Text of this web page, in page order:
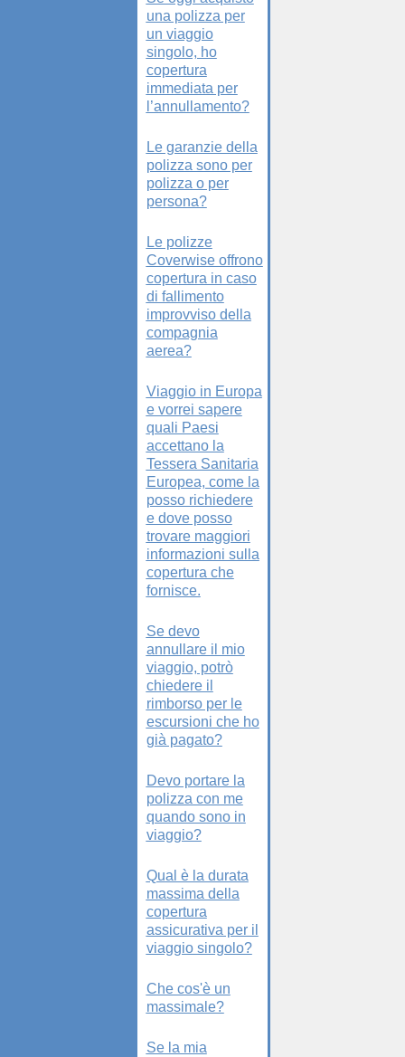
una polizza per
un viaggio
singolo, ho
copertura
immediata per
l’annullamento?
Le garanzie della
polizza sono per
polizza o per
persona?
Le polizze
Coverwise offrono
copertura in caso
di fallimento
improvviso della
compagnia
aerea?
Viaggio in Europa
e vorrei sapere
quali Paesi
accettano la
Tessera Sanitaria
Europea, come la
posso richiedere
e dove posso
trovare maggiori
informazioni sulla
copertura che
fornisce.
Se devo
annullare il mio
viaggio, potrò
chiedere il
rimborso per le
escursioni che ho
già pagato?
Devo portare la
polizza con me
quando sono in
viaggio?
Qual è la durata
massima della
copertura
assicurativa per il
viaggio singolo?
Che cos'è un
massimale?
Se la mia